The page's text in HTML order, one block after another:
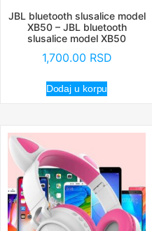
JBL bluetooth slusalice model
XB50 – JBL bluetooth
slusalice model XB50
1,700.00 RSD
Dodaj u korpu